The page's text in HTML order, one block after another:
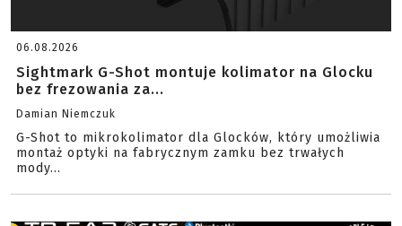
06.08.2026
Sightmark G-Shot montuje kolimator na Glocku
bez frezowania za...
Damian Niemczuk
G-Shot to mikrokolimator dla Glocków, który umożliwia
montaż optyki na fabrycznym zamku bez trwałych
mody...